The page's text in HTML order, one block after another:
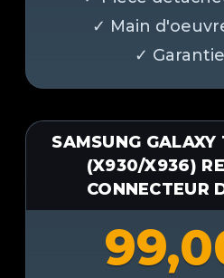
SAMSUNG GALAXY
(X930/X936)
CONNECTEUR